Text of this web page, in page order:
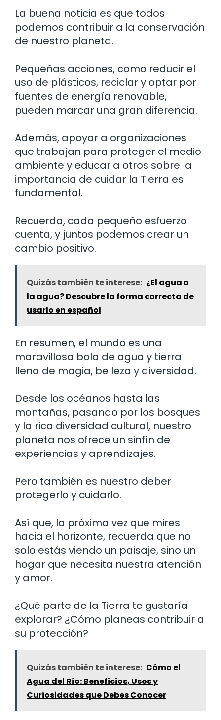
La buena noticia es que todos
podemos contribuir a la conservación
de nuestro planeta.
Pequeñas acciones, como reducir el
uso de plásticos, reciclar y optar por
fuentes de energía renovable,
pueden marcar una gran diferencia.
Además, apoyar a organizaciones
que trabajan para proteger el medio
ambiente y educar a otros sobre la
importancia de cuidar la Tierra es
fundamental.
Recuerda, cada pequeño esfuerzo
cuenta, y juntos podemos crear un
cambio positivo.
Quizás también te interese: ¿El agua o
la agua? Descubre la forma correcta de
usarlo en español
En resumen, el mundo es una
maravillosa bola de agua y tierra
llena de magia, belleza y diversidad.
Desde los océanos hasta las
montañas, pasando por los bosques
y la rica diversidad cultural, nuestro
planeta nos ofrece un sinfín de
experiencias y aprendizajes.
Pero también es nuestro deber
protegerlo y cuidarlo.
Así que, la próxima vez que mires
hacia el horizonte, recuerda que no
solo estás viendo un paisaje, sino un
hogar que necesita nuestra atención
y amor.
¿Qué parte de la Tierra te gustaría
explorar? ¿Cómo planeas contribuir a
su protección?
Quizás también te interese: Cómo el
Agua del Río: Beneficios, Usos y
Curiosidades que Debes Conocer